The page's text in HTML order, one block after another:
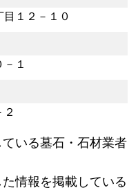
１２－１０
１
いる墓石・石材業者
情報を掲載している